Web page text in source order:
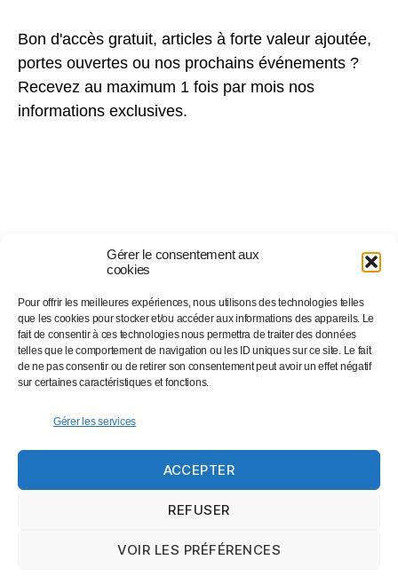
Gérer le consentement aux
cookies
Pour offrir les meilleures expériences, nous utilisons des technologies telles
que les cookies pour stocker et/ou accéder aux informations des appareils. Le
fait de consentir à ces technologies nous permettra de traiter des données
telles que le comportement de navigation ou les ID uniques sur ce site. Le fait
de ne pas consentir ou de retirer son consentement peut avoir un effet négatif
sur certaines caractéristiques et fonctions.
Gérer les services
ACCEPTER
REFUSER
VOIR LES PRÉFÉRENCES
Bon d'accès gratuit, articles à forte valeur ajoutée,
portes ouvertes ou nos prochains événements ?
Recevez au maximum 1 fois par mois nos
informations exclusives.
Suivez-nous sur…
Facebook
Instagram
Twitter